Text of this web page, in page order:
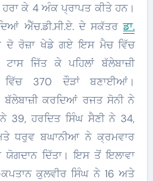
ਹਰਾ ਕੇ 4 ਅੰਕ ਪ੍ਰਾਪਤ ਕੀਤੇ ਹਨ।
ਐੱਚ.ਡੀ.ਸੀ.ਏ. ਦੇ ਸਕੱਤਰਡਾ.
ਦੋ ਰੋਜ਼ਾ ਖੇਡੇ ਗਏ ਇਸ ਮੈਚ ਵਿੱਚ
ਜਿੱਤ ਕੇ ਪਹਿਲਾਂ ਬੱਲੇਬਾਜ਼ੀ
ਵਿੱਚ 370 ਦੌੜਾਂ ਬਣਾਈਆਂ।
ਕਰਦਿਆਂ ਰਜਤ ਸੋਨੀ ਨੇ
ਨੇ 39, ਹਰਦਿਤ ਸਿੰਘ ਸੈਣੀ ਨੇ 34,
ਧਰੁਵ ਬਘਾਨੀਆ ਨੇ ਕ੍ਰਮਵਾਰ
ਯੋਗਦਾਨ ਦਿੱਤਾ। ਇਸ ਤੋਂ ਇਲਾਵਾ
ਕੁਲਵੀਰ ਸਿੰਘ ਨੇ 16 ਅਤੇ